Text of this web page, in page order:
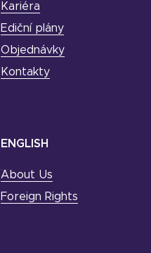
Kariéra
Ediční plány
Objednávky
Kontakty
ENGLISH
About Us
Foreign Rights